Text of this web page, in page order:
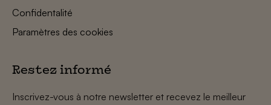
Confidentalité
Paramètres des cookies
Restez informé
Inscrivez-vous à notre newsletter et recevez le meilleur